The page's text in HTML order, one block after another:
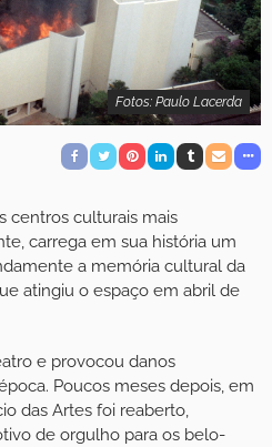
Fotos: Paulo Lacerda
centros culturais mais
carrega em sua história um
a memória cultural da
atingiu o espaço em abril de
e provocou danos
Poucos meses depois, em
das Artes foi reaberto,
de orgulho para os belo-